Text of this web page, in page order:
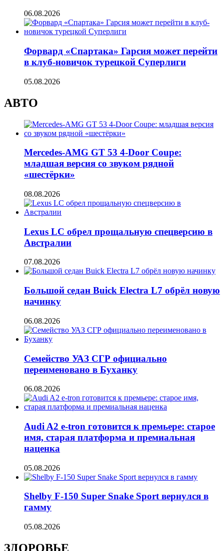
06.08.2026
Форвард «Спартака» Гарсия может перейти
в клуб-новичок турецкой Суперлиги
05.08.2026
АВТО
Mercedes-AMG GT 53 4-Door Coupe:
младшая версия со звуком рядной
«шестёрки»
08.08.2026
Lexus LC обрел прощальную спецверсию в
Австралии
07.08.2026
Большой седан Buick Electra L7 обрёл новую
начинку
06.08.2026
Семейство УАЗ СГР официально
переименовано в Буханку
06.08.2026
Audi A2 e-tron готовится к премьере: старое
имя, старая платформа и премиальная
наценка
05.08.2026
Shelby F-150 Super Snake Sport вернулся в
гамму
05.08.2026
ЗДОРОВЬЕ